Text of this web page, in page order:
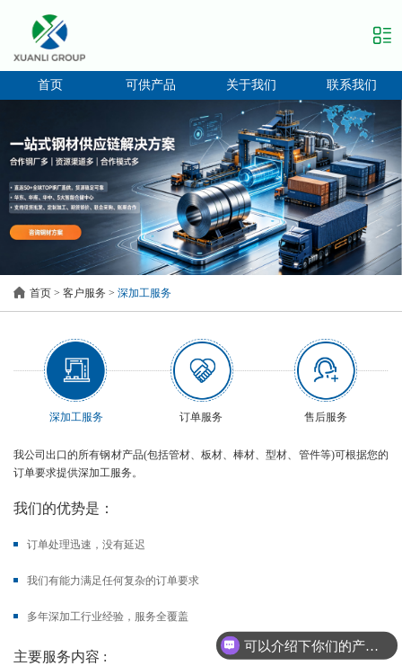
首页 可供产品 关于我们 联系我们
首页 > 客户服务 > 深加工服务
深加工服务 订单服务 售后服务
我公司出口的所有钢材产品(包括管材、板材、棒材、型材、管件等)可根据您的
订单要求提供深加工服务。
我们的优势是：
订单处理迅速，没有延迟
我们有能力满足任何复杂的订单要求
多年深加工行业经验，服务全覆盖
主要服务内容 :
可以介绍下你们的产品么